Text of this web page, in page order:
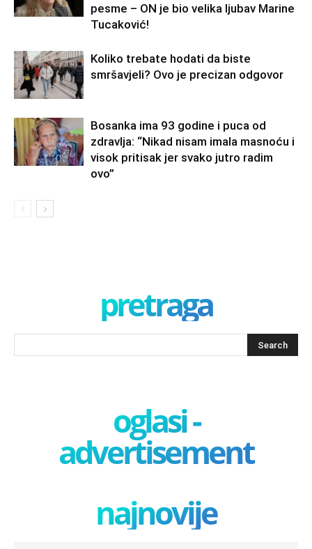
pesme – ON je bio velika ljubav Marine
Tucaković!
Koliko trebate hodati da biste
smršavjeli? Ovo je precizan odgovor
Bosanka ima 93 godine i puca od
zdravlja: “Nikad nisam imala masnoću i
visok pritisak jer svako jutro radim
ovo”
pretraga
oglasi -
advertisement
najnovije